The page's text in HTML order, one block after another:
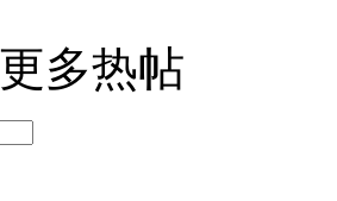
多热帖